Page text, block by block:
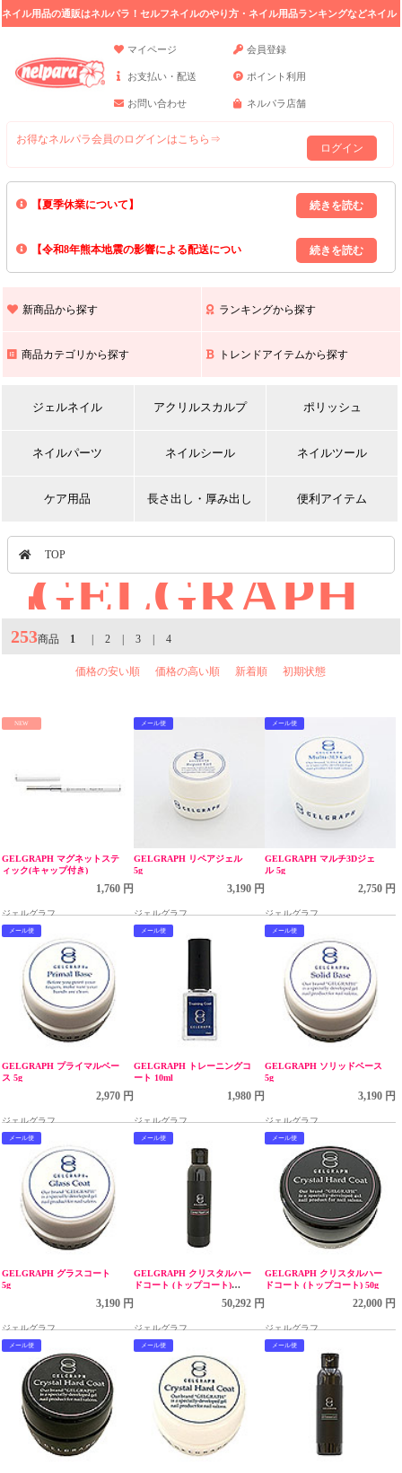
ネイル用品の通販はネルパラ！セルフネイルのやり方・ネイル用品ランキングなどネイル
マイページ
会員登録
お支払い・配送 ポイント利用
お問い合わせ ネルパラ店舗
お得なネルパラ会員のログインはこちら⇒
ログイン
【夏季休業について】
8/13(木)～8/16(日)の間｢出荷業務・お問い合わせ業務｣はお休みいたしま
上記期間中のご注文・お問い合わせは8/17(月)以降の対応となりますので
【令和8年熊本地震の影響による配送につい
また､ 九州全域でお荷物のお届けに遅延が生じております｡
新商品から探す ランキングから探す
商品カテゴリから探す トレンドアイテムから探す
ジェルネイル アクリルスカルプ ポリッシュ
ネイルパーツ ネイルシール ネイルツール
ケア用品 長さ出し・厚み出し 便利アイテム
TOP
GELGRAPH
｜
253商品 1 2 3 4
価格の安い順 価格の高い順 新着順 初期状態
NEW
GELGRAPH マグネットステ
ィック(キャップ付き)
1,760 円
ジェルグラフ
メール便
GELGRAPH リペアジェル
5g
3,190 円
ジェルグラフ
メール便
GELGRAPH マルチ3Dジェ
ル 5g
2,750 円
ジェルグラフ
メール便
GELGRAPH プライマルベー
ス 5g
2,970 円
ジェルグラフ
メール便
GELGRAPH トレーニングコ
ート 10ml
1,980 円
ジェルグラフ
メール便
GELGRAPH ソリッドベース
5g
3,190 円
ジェルグラフ
メール便
GELGRAPH グラスコート
5g
3,190 円
ジェルグラフ
メール便
GELGRAPH クリスタルハー
ドコート (トップコート)
50,292 円
ジェルグラフ
メール便
GELGRAPH クリスタルハー
ドコート (トップコート) 50g
22,000 円
ジェルグラフ
メール便 メール便 メール便